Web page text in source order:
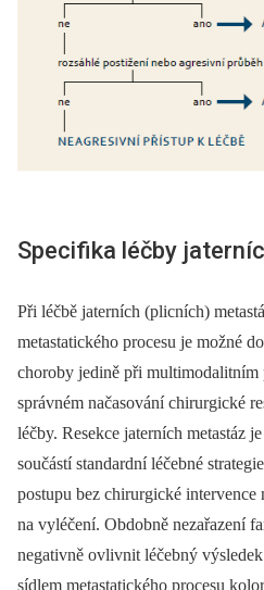
Specifika léčby
Při léčbě jaterních (plicních)
metastatického procesu je možné
choroby jedině při
správném načasování chirurgické
léčby. Resekce jaterních metastáz
součástí standardní léčebné
postupu bez chirurgické
na vyléčení. Obdobně nezařazení
negativně ovlivnit léčebný
sídlem metastatického procesu